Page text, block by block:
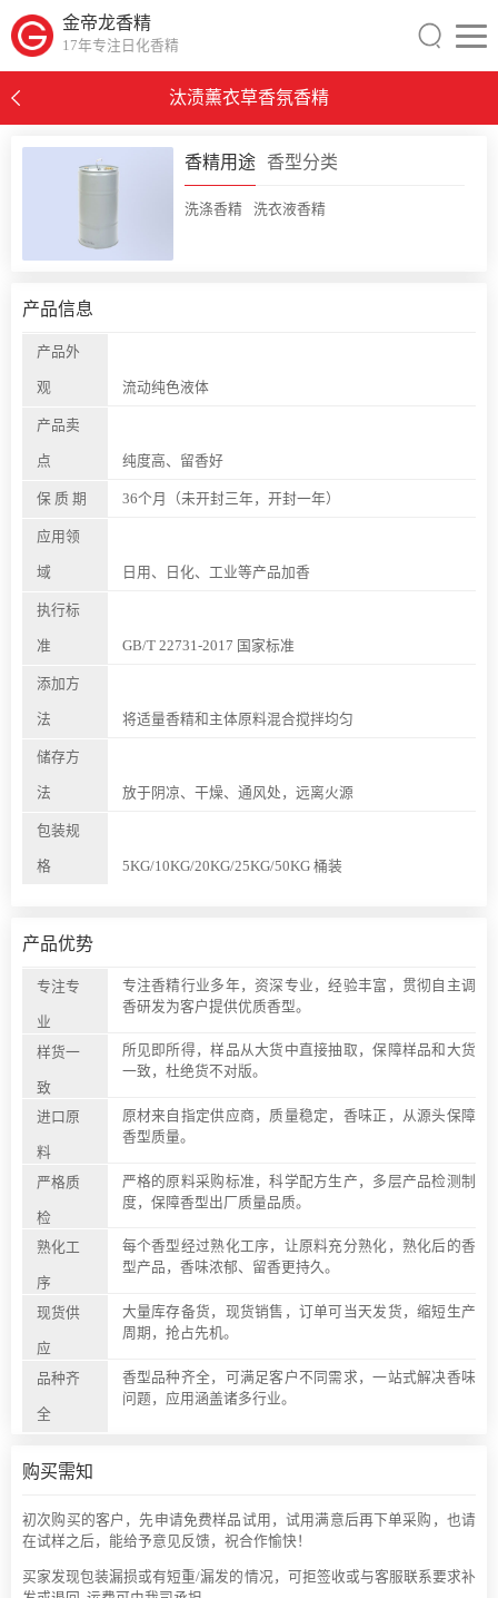
金帝龙香精
17年专注日化香精
汰渍薰衣草香氛香精
香精用途 香型分类
洗涤香精 洗衣液香精
产品信息
产品外
观 流动纯色液体
产品卖
点 纯度高、留香好
保 质 期 36个月（未开封三年，开封一年）
应用领
域 日用、日化、工业等产品加香
执行标
准 GB/T 22731-2017 国家标准
添加方
法 将适量香精和主体原料混合搅拌均匀
储存方
法 放于阴凉、干燥、通风处，远离火源
包装规
格 5KG/10KG/20KG/25KG/50KG 桶装
产品优势
专注专
业
专注香精行业多年，资深专业，经验丰富，贯彻自主调
香研发为客户提供优质香型。
样货一
致
所见即所得，样品从大货中直接抽取，保障样品和大货
一致，杜绝货不对版。
进口原
料
原材来自指定供应商，质量稳定，香味正，从源头保障
香型质量。
严格质
检
严格的原料采购标准，科学配方生产，多层产品检测制
度，保障香型出厂质量品质。
熟化工
序
每个香型经过熟化工序，让原料充分熟化，熟化后的香
型产品，香味浓郁、留香更持久。
现货供
应
大量库存备货，现货销售，订单可当天发货，缩短生产
周期，抢占先机。
品种齐
全
香型品种齐全，可满足客户不同需求，一站式解决香味
问题，应用涵盖诸多行业。
购买需知
初次购买的客户，先申请免费样品试用，试用满意后再下单采购，也请
在试样之后，能给予意见反馈，祝合作愉快！
买家发现包装漏损或有短重/漏发的情况，可拒签收或与客服联系要求补